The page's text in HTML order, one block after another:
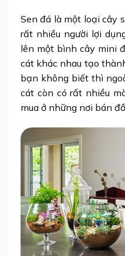
Sen đá là một loại cây
rất nhiều người lợi
lên một bình cây mini
cát khác nhau tạo
bạn không biết thì
cát còn có rất nhiều
mua ở những nơi bán